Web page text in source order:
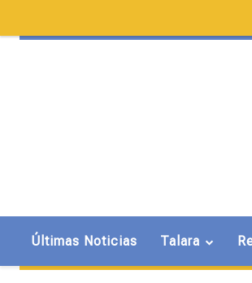
Últimas Noticias Talara